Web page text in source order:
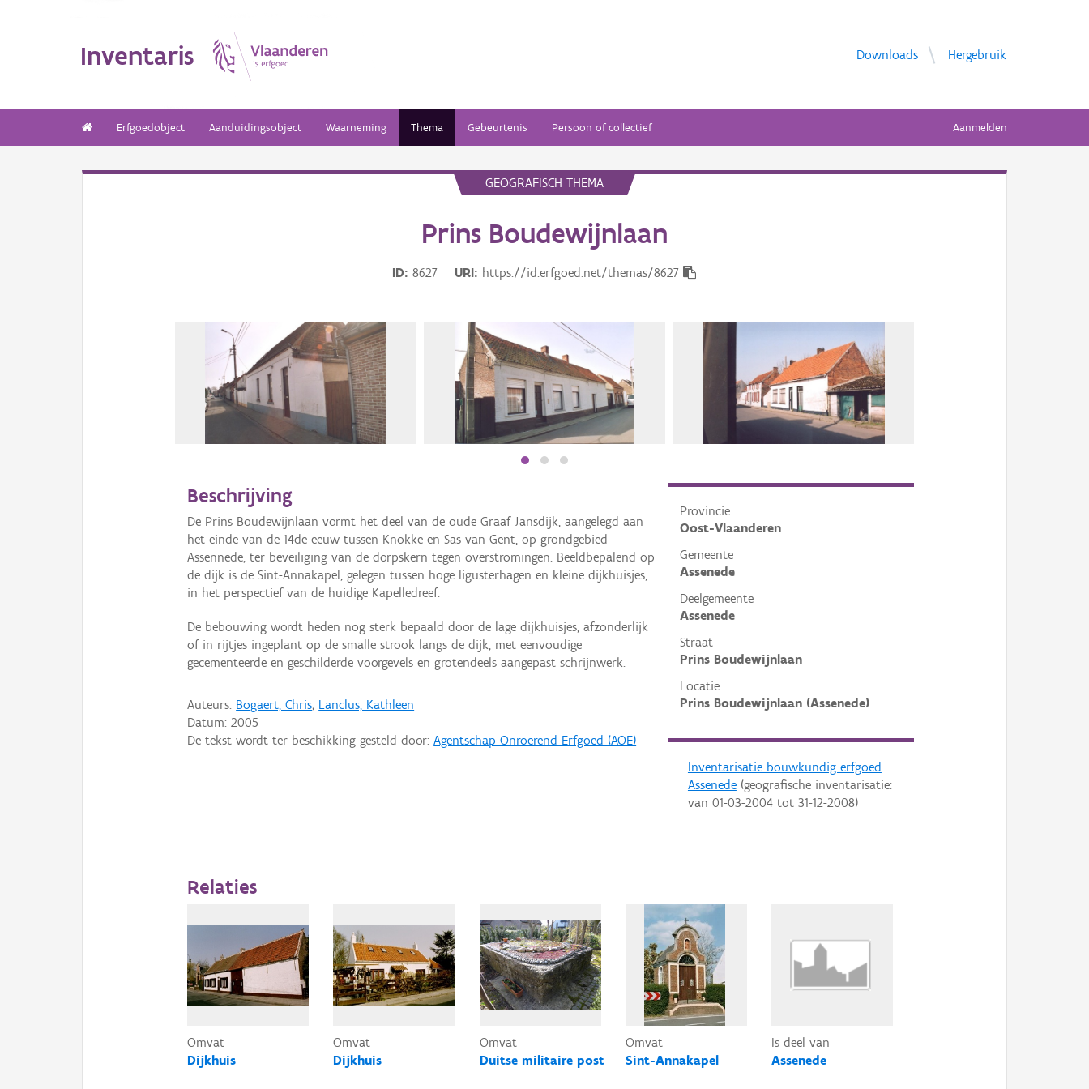
Inventaris Downloads Hergebruik
Erfgoedobject Aanduidingsobject Waarneming Thema Gebeurtenis Persoon of collectief Aanmelden
GEOGRAFISCH THEMA
Prins Boudewijnlaan
ID 8627 URI https://id.erfgoed.net/themas/8627
Provincie
Oost-Vlaanderen
Gemeente
Assenede
Deelgemeente
Assenede
Straat
Prins Boudewijnlaan
Locatie
Prins Boudewijnlaan (Assenede)
Inventarisatie bouwkundig erfgoed
Assenede(geografische inventarisatie:
van 01-03-2004tot 31-12-2008)
Beschrijving
De Prins Boudewijnlaan vormt het deel van de oude Graaf Jansdijk, aangelegd aan
het einde van de 14de eeuw tussen Knokke en Sas van Gent, op grondgebied
Assennede, ter beveiliging van de dorpskern tegen overstromingen. Beeldbepalend op
de dijk is de Sint-Annakapel, gelegen tussen hoge ligusterhagen en kleine dijkhuisjes,
in het perspectief van de huidige Kapelledreef.
De bebouwing wordt heden nog sterk bepaald door de lage dijkhuisjes, afzonderlijk
of in rijtjes ingeplant op de smalle strook langs de dijk, met eenvoudige
gecementeerde en geschilderde voorgevels en grotendeels aangepast schrijnwerk.
Auteurs: Bogaert, Chris; Lanclus, Kathleen
Datum:2005
De tekst wordt ter beschikking gesteld door:Agentschap Onroerend Erfgoed (AOE)
Relaties
Omvat
Dijkhuis
Omvat
Dijkhuis
Omvat
Duitse militaire post
Omvat
Sint-Annakapel
Is deel van
Assenede